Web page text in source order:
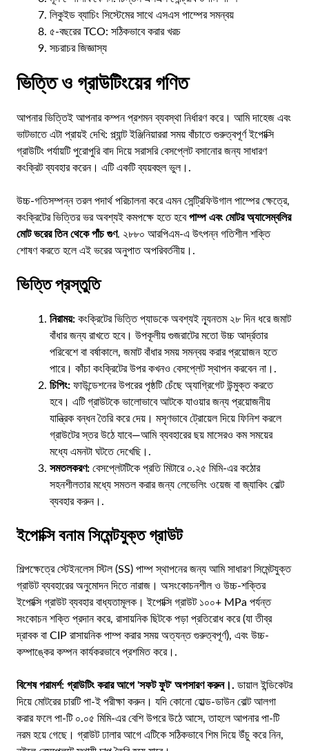
লিকুইড ব্যাচিং সিস্টেমের সাথে এসএস পাম্পের সমন্বয়
৫-বছরের TCO: সঠিকভাবে করার খরচ
সচরাচর জিজ্ঞাস্য
ভিত্তি ও গ্রাউটিংয়ের গণিত
আপনার ভিত্তিই আপনার কম্পন প্রশমন ব্যবস্থা নির্ধারণ করে। আমি দাহেজ এবং
ভাটভাতে এটা প্রায়ই দেখি: প্ল্যান্ট ইঞ্জিনিয়াররা সময় বাঁচাতে গুরুত্বপূর্ণ ইপোক্সি
গ্রাউটিং পর্যায়টি পুরোপুরি বাদ দিয়ে সরাসরি বেসপ্লেট বসানোর জন্য সাধারণ
কংক্রিট ব্যবহার করেন। এটি একটি ব্যয়বহুল ভুল।.
উচ্চ-গতিসম্পন্ন তরল পদার্থ পরিচালনা করে এমন সেন্ট্রিফিউগাল পাম্পের ক্ষেত্রে,
কংক্রিটের ভিত্তির ভর অবশ্যই কমপক্ষে হতে হবেপাম্প এবং মোটর অ্যাসেম্বলির
মোট ভরের তিন থেকে পাঁচ গুণ. ২৮৮০ আরপিএম-এ উৎপন্ন গতিশীল শক্তি
শোষণ করতে হলে এই ভরের অনুপাত অপরিবর্তনীয়।.
ভিত্তি প্রস্তুতি
নিরাময়: কংক্রিটের ভিত্তি প্যাডকে অবশ্যই ন্যূনতম ২৮ দিন ধরে জমাট
বাঁধার জন্য রাখতে হবে। উপকূলীয় গুজরাটের মতো উচ্চ আর্দ্রতার
পরিবেশে বা বর্ষাকালে, জমাট বাঁধার সময় সমন্বয় করার প্রয়োজন হতে
পারে। কাঁচা কংক্রিটের উপর কখনও বেসপ্লেট স্থাপন করবেন না।.
চিপিং: ফাউন্ডেশনের উপরের পৃষ্ঠটি চেঁছে অ্যাগ্রিগেট উন্মুক্ত করতে
হবে। এটি গ্রাউটকে ভালোভাবে আটকে যাওয়ার জন্য প্রয়োজনীয়
যান্ত্রিক বন্ধন তৈরি করে দেয়। মসৃণভাবে ট্রোয়েল দিয়ে ফিনিশ করলে
গ্রাউটের স্তর উঠে যাবে—আমি ব্যবহারের ছয় মাসেরও কম সময়ের
মধ্যে এমনটা ঘটতে দেখেছি।.
সমতলকরণ: বেসপ্লেটটিকে প্রতি মিটারে ০.২৫ মিমি-এর কঠোর
সহনশীলতার মধ্যে সমতল করার জন্য লেভেলিং ওয়েজ বা জ্যাকিং বোল্ট
ব্যবহার করুন।.
ইপোক্সি বনাম সিমেন্টযুক্ত গ্রাউট
শিল্পক্ষেত্রে স্টেইনলেস স্টিল (SS) পাম্প স্থাপনের জন্য আমি সাধারণ সিমেন্টযুক্ত
গ্রাউট ব্যবহারের অনুমোদন দিতে নারাজ। অসংকোচনশীল ও উচ্চ-শক্তির
ইপোক্সি গ্রাউট ব্যবহার বাধ্যতামূলক। ইপোক্সি গ্রাউট ১০০+ MPa পর্যন্ত
সংকোচন শক্তি প্রদান করে, রাসায়নিক ছিটকে পড়া প্রতিরোধ করে (যা তীব্র
দ্রাবক বা CIP রাসায়নিক পাম্প করার সময় অত্যন্ত গুরুত্বপূর্ণ), এবং উচ্চ-
কম্পাঙ্কের কম্পন কার্যকরভাবে প্রশমিত করে।.
বিশেষ পরামর্শ: গ্রাউটিং করার আগে 'সফট ফুট' অপসারণ করুন।. ডায়াল ইন্ডিকেটর
দিয়ে মোটরের চারটি পা-ই পরীক্ষা করুন। যদি কোনো হোল্ড-ডাউন বোল্ট আলগা
করার ফলে পা-টি ০.০৫ মিমি-এর বেশি উপরে উঠে আসে, তাহলে আপনার পা-টি
নরম হয়ে গেছে। গ্রাউট ঢালার আগে এটিকে সঠিকভাবে শিম দিয়ে উঁচু করে নিন,